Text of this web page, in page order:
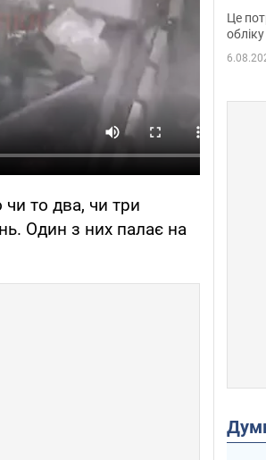
чи то два, чи три
Один з них палає на
Це
обліку